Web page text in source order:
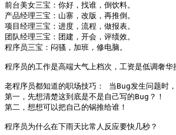
前台美女三宝：你好，找谁，倒饮料。
产品经理三宝：山寨，改版，再推倒。
项目经理三宝：进度，流程，做报表。
团队经理三宝：团建，开会，评绩效。
程序员三宝：闷骚，加班，修电脑。
程序员的工作是高端大气上档次，工资是低调奢华
老程序员都知道的职场技巧： 当Bug发生问题时
第一，先想清楚这到底是不是自己写的Bug？！
第二，想想可以把自己的锅推给谁！
程序员为什么在下雨天比常人反应要快几秒？